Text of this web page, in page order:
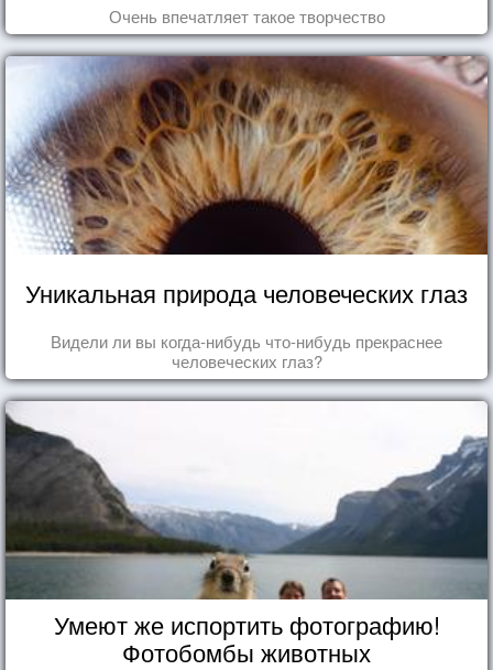
Очень впечатляет такое творчество
Уникальная природа человеческих глаз
Видели ли вы когда-нибудь что-нибудь прекраснее
человеческих глаз?
Умеют же испортить фотографию!
Фотобомбы животных